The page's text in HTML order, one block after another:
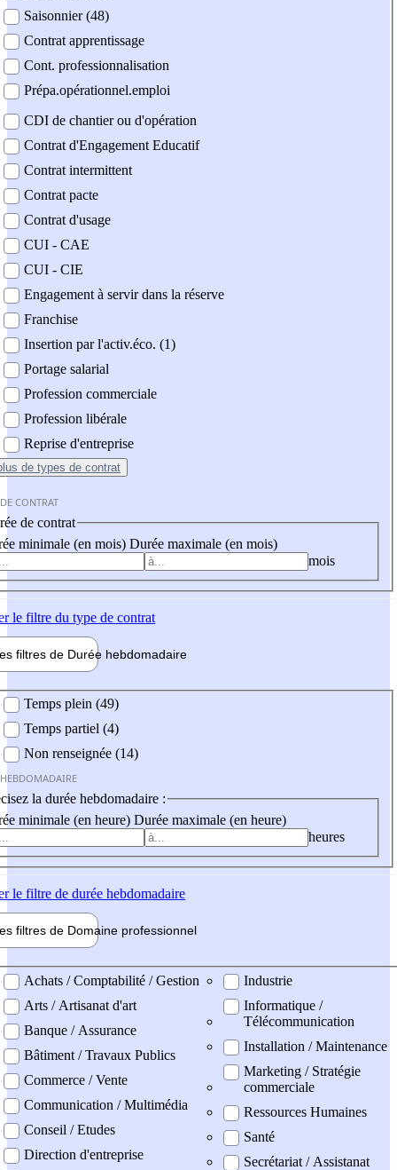
Saisonnier (48)
Contrat apprentissage
Cont. professionnalisation
Prépa.opérationnel.emploi
CDI de chantier ou d'opération
Contrat d'Engagement Educatif
Contrat intermittent
Contrat pacte
Contrat d'usage
CUI - CAE
CUI - CIE
Engagement à servir dans la réserve
Franchise
Insertion par l'activ.éco. (1)
Portage salarial
Profession commerciale
Profession libérale
Reprise d'entreprise
de types de contrat
CONTRAT
de contrat
minimale (en mois) Durée maximale (en mois)
mois
le filtre du type de contrat
filtres de Durée hebdomadaire
Temps plein (49)
Temps partiel (4)
Non renseignée (14)
la durée hebdomadaire :
minimale (en heure) Durée maximale (en heure)
heures
le filtre de durée hebdomadaire
filtres de Domaine professionnel
professionel
Achats / Comptabilité / Gestion
Arts / Artisanat d'art
Banque / Assurance
Bâtiment / Travaux Publics
Commerce / Vente
Communication / Multimédia
Conseil / Etudes
Direction d'entreprise
Industrie
Informatique /
Télécommunication
Installation / Maintenance
Marketing / Stratégie
commerciale
Ressources Humaines
Santé
Secrétariat / Assistanat